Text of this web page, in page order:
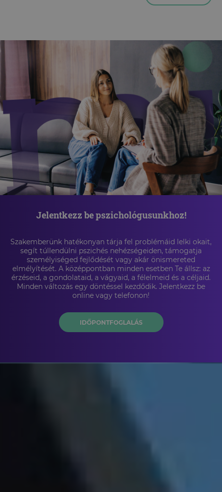
Jelentkezz be pszichológusunkhoz!
Szakemberünk hatékonyan tárja fel problémáid lelki okait,
segít túllendülni pszichés nehézségeiden, támogatja
személyiséged fejlődését vagy akár önismereted
elmélyítését. A középpontban minden esetben Te állsz: az
érzéseid, a gondolataid, a vágyaid, a félelmeid és a céljaid.
Minden változás egy döntéssel kezdődik. Jelentkezz be
online vagy telefonon!
IDŐPONTFOGLALÁS